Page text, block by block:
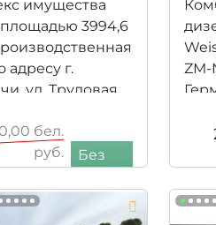
имущества
3994,6
адресу г.
ул. Трудовая,
бел.
руб.
руб.
Без
ZМ-